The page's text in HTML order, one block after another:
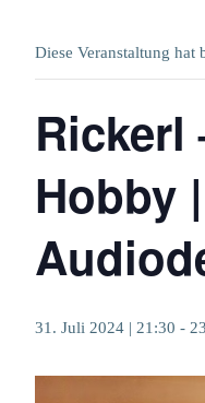
Diese Veranstaltung hat
Rickerl
Hobby
31. Juli 2024 | 21:30 -